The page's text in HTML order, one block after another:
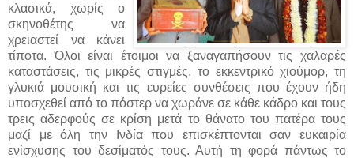
κλασικά, χωρίς ο
σκηνοθέτης να
χρειαστεί να κάνει
τίποτα. Όλοι είναι έτοιμοι να ξαναγαπήσουν τις χαλαρές
καταστάσεις, τις μικρές στιγμές, το εκκεντρικό χιούμορ, τη
γλυκιά μουσική και τις ευρείες συνθέσεις που έχουν ήδη
υποσχεθεί από το πόστερ να χωράνε σε κάθε κάδρο και τους
τρεις αδερφούς σε κρίση μετά το θάνατο του πατέρα τους
μαζί με όλη την Ινδία που επισκέπτονται σαν ευκαιρία
ενίσχυσης του δεσίματός τους. Αυτή τη φορά πάντως το